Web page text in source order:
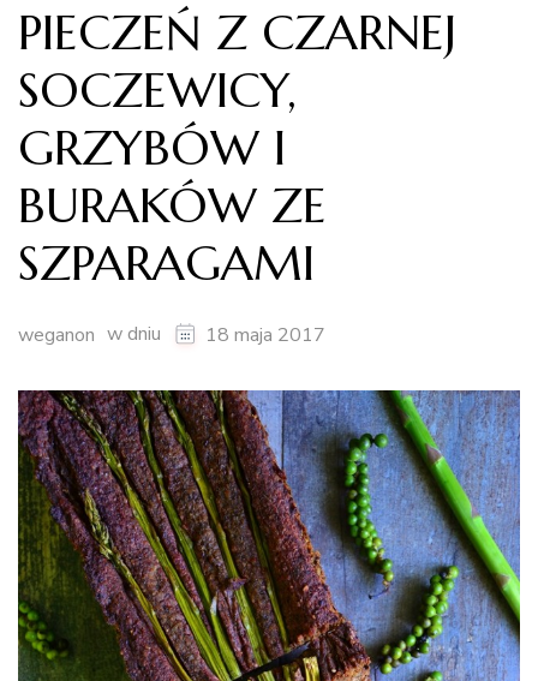
PIECZEŃ Z CZARNEJ
SOCZEWICY,
GRZYBÓW I
BURAKÓW ZE
SZPARAGAMI
weganon w dniu 18 maja 2017